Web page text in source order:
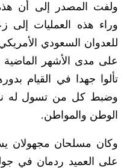
ولفت المصدر إلى أن
وراء هذه العمليات إلى
للعدوان السعودي
على مدى الأشهر الماضية
تألوا جهدا في القيام
وضبط كل من تسول له
الوطن والمواطن.
وكان مسلحان مجهولان
على العميد ردمان في